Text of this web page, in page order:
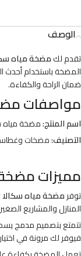
الوصف
تقدم لكمضخة مياه
المضخة باستخدام أحدث
ضمان الراحة والكفاءة.
مواصفات
اسم المنتج:مضخة مياه سكالا 2 [ ¾ حصان ] +
التصنيف:مضخات
مميزات مضخة
توفرمضخة مياه سكالا 2
المنازل والمشاريع
تتمتع بتصميم مدمج
فيوفر لك مرونة في